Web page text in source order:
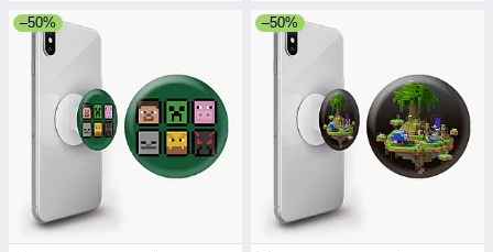
–50% –50%